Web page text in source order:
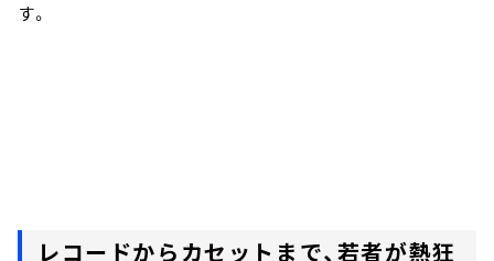
す。
レコードからカセットまで、若者が熱狂